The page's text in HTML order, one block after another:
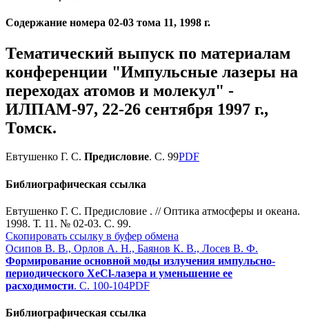
Содержание номера 02-03 тома 11, 1998 г.
Тематический выпуск по материалам
конференции "Импульсные лазеры на
переходах атомов и молекул" -
ИЛПАМ-97, 22-26 сентября 1997 г.,
Томск.
Евтушенко Г. С. Предисловие. С. 99PDF
Библиографическая ссылка
Евтушенко Г. С. Предисловие . // Оптика атмосферы и океана.
1998. Т. 11. № 02-03. С. 99.
Скопировать ссылку в буфер обмена
Осипов В. В., Орлов А. Н., Баянов К. В., Лосев В. Ф.
Формирование основной моды излучения импульсно-
периодического XeCl-лазера и уменьшение ее
расходимости. С. 100-104PDF
Библиографическая ссылка